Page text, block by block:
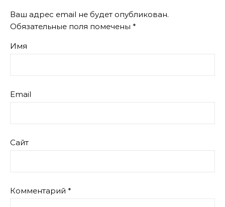
Ваш адрес email не будет опубликован.
Обязательные поля помечены *
Имя
Email
Сайт
Комментарий *